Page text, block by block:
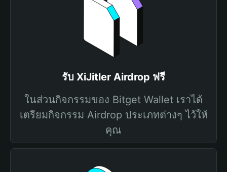
รับ XiJitler Airdrop ฟรี
ในส่วนกิจกรรมของ Bitget Wallet เราได้
เตรียมกิจกรรม Airdrop ประเภทต่างๆ ไว้ให้
คุณ